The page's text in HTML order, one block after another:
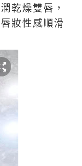
乾燥雙唇，
妝性感順滑